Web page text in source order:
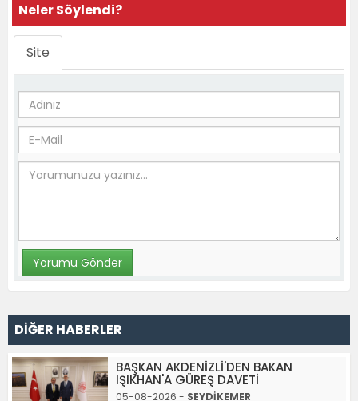
Neler Söylendi?
Site
DİĞER HABERLER
BAŞKAN AKDENİZLİ'DEN BAKAN
IŞIKHAN'A GÜREŞ DAVETİ
05-08-2026 - SEYDİKEMER